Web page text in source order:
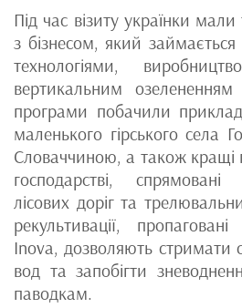
Під час візиту українки мали
з бізнесом, який
технологіями,
вертикальним
програми побачили
маленького гірського села
Словаччиною, а також кращі
господарстві,
лісових доріг та
рекультивації,
Inova, дозволяють стримати
вод та запобігти
паводкам.